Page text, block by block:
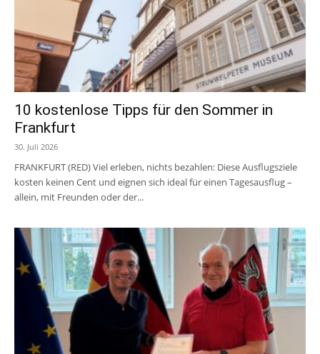
10 kostenlose Tipps für den Sommer in
Frankfurt
30. Juli 2026
FRANKFURT (RED) Viel erleben, nichts bezahlen: Diese Ausflugsziele
kosten keinen Cent und eignen sich ideal für einen Tagesausflug –
allein, mit Freunden oder der...